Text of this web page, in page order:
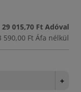
29 015,70 Ft Adóval
590,00 Ft Áfa nélkül
+